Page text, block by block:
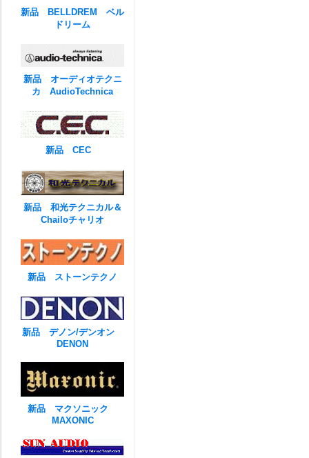
新品 BELLDREM ベル
ドリーム
新品 オーディオテクニ
カ AudioTechnica
新品 CEC
新品 和光テクニカル＆
Chailoチャリオ
新品 ストーンテクノ
新品 デノン/デンオン
DENON
新品 マクソニック
MAXONIC